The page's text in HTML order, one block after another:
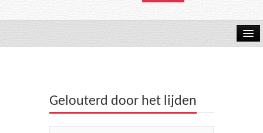
Ethiek en Pastoraal
Gelouterd door het lijden